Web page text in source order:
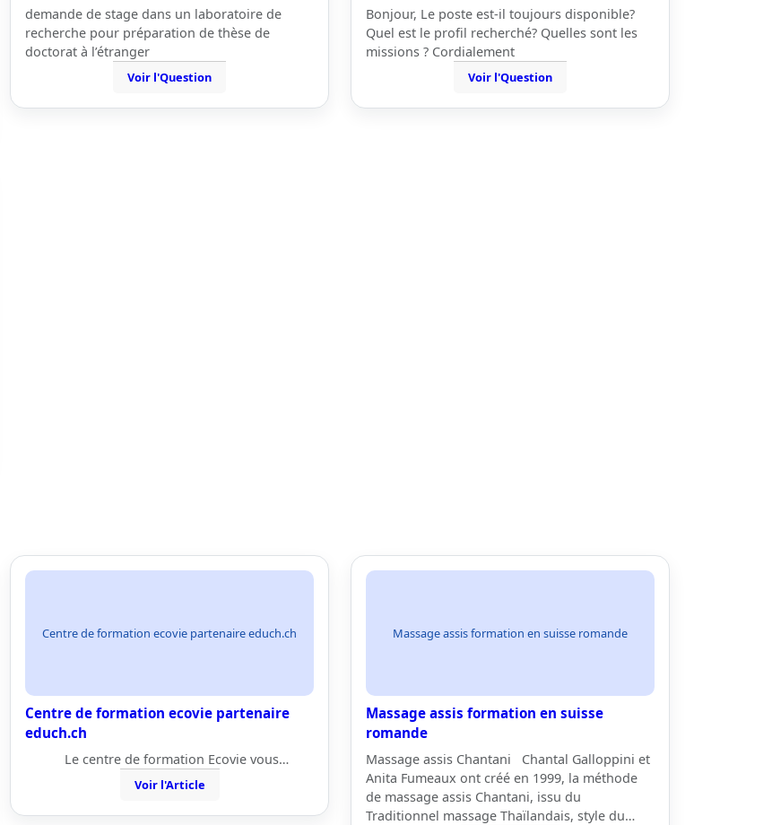
demande de stage dans un laboratoire de
recherche pour préparation de thèse de
doctorat à l’étranger
Voir l'Question
Bonjour, Le poste est-il toujours disponible?
Quel est le profil recherché? Quelles sont les
missions ? Cordialement
Voir l'Question
Centre de formation ecovie partenaire educh.ch
Centre de formation ecovie partenaire
educh.ch
Le centre de formation Ecovie vous…
Voir l'Article
Massage assis formation en suisse romande
Massage assis formation en suisse
romande
Massage assis Chantani Chantal Galloppini et
Anita Fumeaux ont créé en 1999, la méthode
de massage assis Chantani, issu du
Traditionnel massage Thaïlandais, style du…